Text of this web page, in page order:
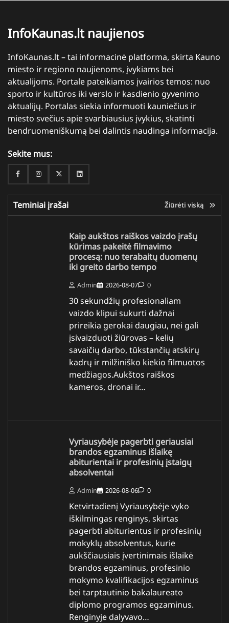
InfoKaunas.lt naujienos
InfoKaunas.lt – tai informacinė platforma, skirta Kauno
miesto ir regiono naujienoms, įvykiams bei
aktualijoms. Portale pateikiamos įvairios temos: nuo
sporto ir kultūros iki verslo ir kasdienio gyvenimo
aktualijų. Portalas siekia informuoti kauniečius ir
miesto svečius apie svarbiausius įvykius, skatinti
bendruomeniškumą bei dalintis naudinga informacija.
Sekite mus:
FacebookInstagramTwitterLinkedin
Teminiai įrašai Žiūrėti viską
Kaip aukštos raiškos vaizdo įrašų
kūrimas pakeitė filmavimo
procesą: nuo terabaitų duomenų
iki greito darbo tempo
Admin 2026-08-07 0
30 sekundžių profesionaliam
vaizdo klipui sukurti dažnai
prireikia gerokai daugiau, nei gali
įsivaizduoti žiūrovas – kelių
savaičių darbo, tūkstančių atskirų
kadrų ir milžiniško kiekio filmuotos
medžiagos.Aukštos raiškos
kameros, dronai ir…
Vyriausybėje pagerbti geriausiai
brandos egzaminus išlaikę
abiturientai ir profesinių įstaigų
absolventai
Admin 2026-08-06 0
Ketvirtadienį Vyriausybėje vyko
iškilmingas renginys, skirtas
pagerbti abiturientus ir profesinių
mokyklų absolventus, kurie
aukščiausiais įvertinimais išlaikė
brandos egzaminus, profesinio
mokymo kvalifikacijos egzaminus
bei tarptautinio bakalaureato
diplomo programos egzaminus.
Renginyje dalyvavo…